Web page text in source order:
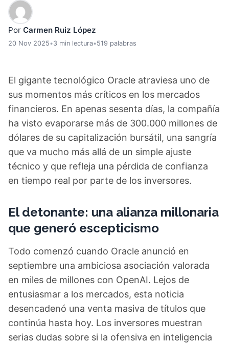
Por Carmen Ruiz López
20 Nov 2025•3 min lectura•519 palabras
El gigante tecnológico Oracle atraviesa uno de
sus momentos más críticos en los mercados
financieros. En apenas sesenta días, la compañía
ha visto evaporarse más de 300.000 millones de
dólares de su capitalización bursátil, una sangría
que va mucho más allá de un simple ajuste
técnico y que refleja una pérdida de confianza
en tiempo real por parte de los inversores.
El detonante: una alianza millonaria
que generó escepticismo
Todo comenzó cuando Oracle anunció en
septiembre una ambiciosa asociación valorada
en miles de millones con OpenAI. Lejos de
entusiasmar a los mercados, esta noticia
desencadenó una venta masiva de títulos que
continúa hasta hoy. Los inversores muestran
serias dudas sobre si la ofensiva en inteligencia